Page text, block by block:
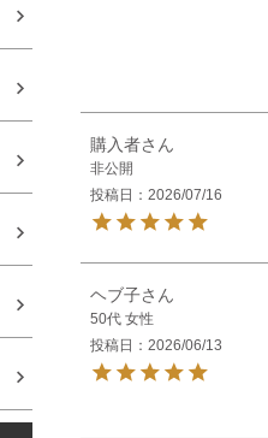
購入者
非公開
投稿日
2026/07/16
ヘブ子
50代 女性
投稿日
2026/06/13